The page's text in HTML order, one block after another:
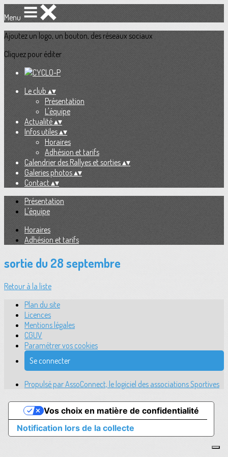
Menu
Ajoutez un logo, un bouton, des réseaux sociaux
Cliquez pour éditer
Le club ▴▾
Présentation
L'équipe
Actualité▴▾
Infos utiles▴▾
Horaires
Adhésion et tarifs
Calendrier des Rallyes et sorties▴▾
Galeries photos▴▾
Contact▴▾
Présentation
L'équipe
Horaires
Adhésion et tarifs
sortie du 28 septembre
Retour à la liste
Plan du site
Licences
Mentions légales
CGUV
Paramétrer vos cookies
Se connecter
Propulsé par AssoConnect, le logiciel des associations Sportives
Notification lors de la collecte
Vos choix en matière de confidentialité